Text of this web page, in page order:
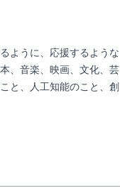
ように、応援するような
、音楽、映画、文化、芸
と、人工知能のこと、創